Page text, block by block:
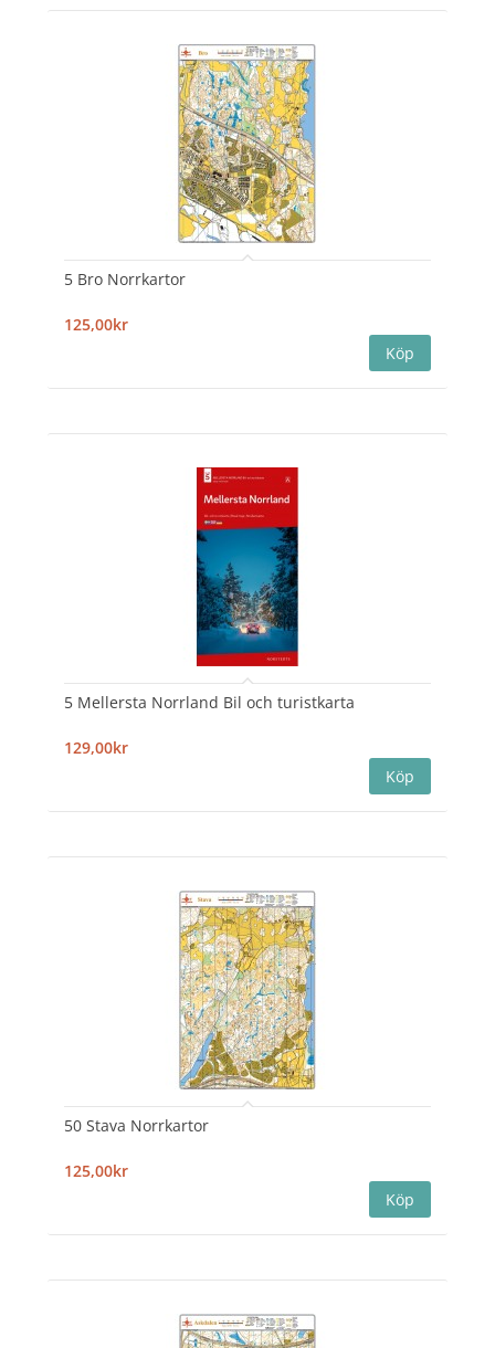
5 Bro Norrkartor
125,00kr
5 Mellersta Norrland Bil och turistkarta
129,00kr
50 Stava Norrkartor
125,00kr